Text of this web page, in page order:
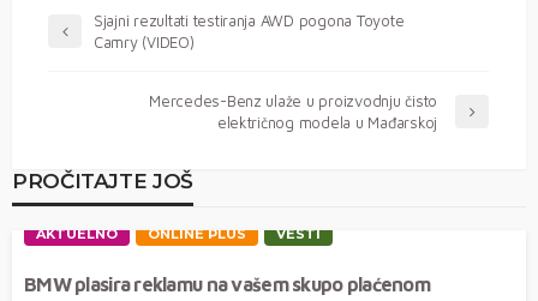
Sjajni rezultati testiranja AWD pogona Toyote
Camry (VIDEO)
Mercedes-Benz ulaže u proizvodnju čisto
električnog modela u Mađarskoj
PROČITAJTE JOŠ
AKTUELNO ONLINE PLUS VESTI
BMW plasira reklamu na vašem skupo plaćenom